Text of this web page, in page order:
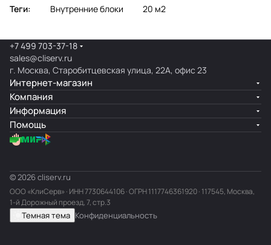
Теги: Внутренние блоки 20 м2
+7 499 703-37-18
sales@cliserv.ru
г. Москва, Старобитцевская улица, 22А, офис 23
Интернет-магазин
Компания
Информация
Помощь
© 2026 cliserv.ru
ООО «КлиСерв» · ИНН7730644106· ОГРН 1117746361920 · 117545, Москва,
1-й Дорожный проезд, 7, стр.3
Темная тема Конфиденциальность